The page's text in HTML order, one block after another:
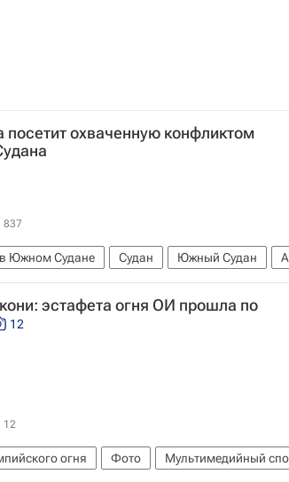
посетит охваченную конфликтом
837
Южном Судане Судан Южный Судан
Омар аль-Башир France-Presse
эстафета огня ОИ прошла по
12
12
огня Фото
Мультимедийный